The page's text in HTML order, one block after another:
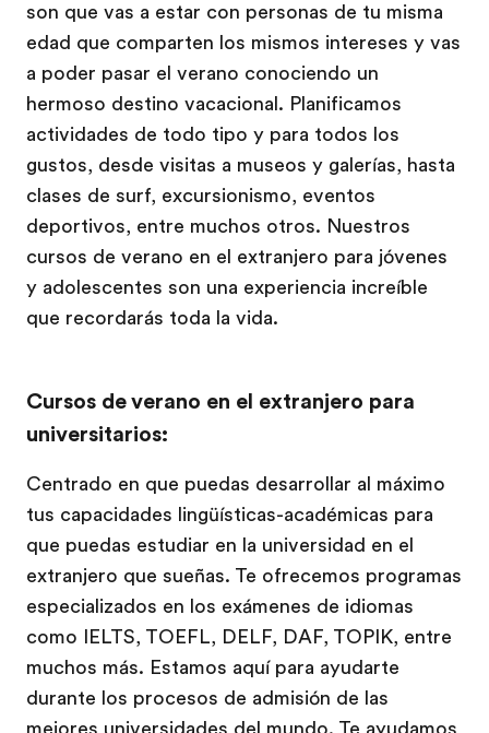
son que vas a estar con personas de tu misma
edad que comparten los mismos intereses y vas
a poder pasar el verano conociendo un
hermoso destino vacacional. Planificamos
actividades de todo tipo y para todos los
gustos, desde visitas a museos y galerías, hasta
clases de surf, excursionismo, eventos
deportivos, entre muchos otros. Nuestros
cursos de verano en el extranjero para jóvenes
y adolescentes son una experiencia increíble
que recordarás toda la vida.
Cursos de verano en el extranjero para
universitarios:
Centrado en que puedas desarrollar al máximo
tus capacidades lingüísticas-académicas para
que puedas estudiar en la universidad en el
extranjero que sueñas. Te ofrecemos programas
especializados en los exámenes de idiomas
como IELTS, TOEFL, DELF, DAF, TOPIK, entre
muchos más. Estamos aquí para ayudarte
durante los procesos de admisión de las